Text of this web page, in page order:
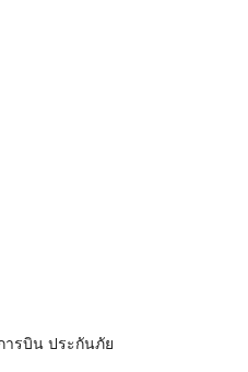
ารบิน ประกันภัย